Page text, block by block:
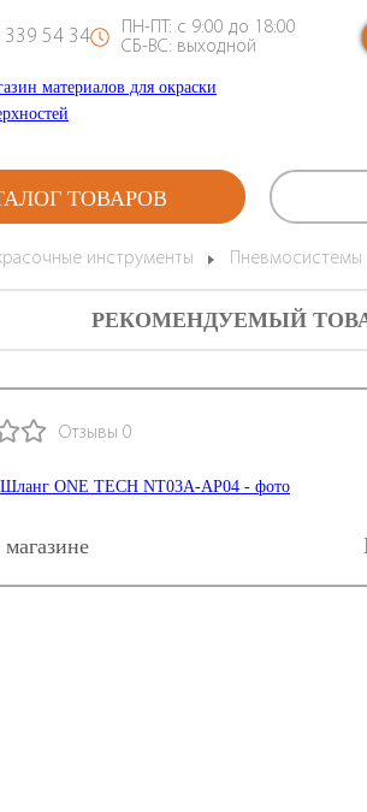
54 34
ПН-ПТ: с 9:00 до 18:00
СБ-ВС: выходной
ТОВАРОВ
инструменты Пневмосистемы
РЕКОМЕНДУЕМЫЙ
Отзывы 0